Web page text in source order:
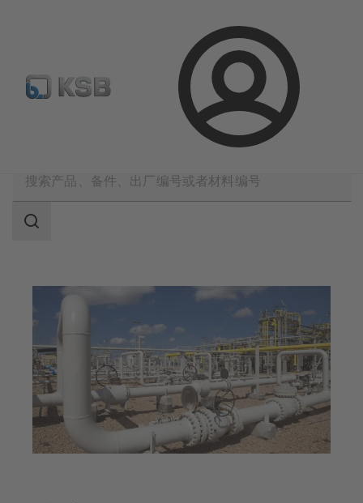
登
录
备件搜索 产品选型
天然气加工
搜
围